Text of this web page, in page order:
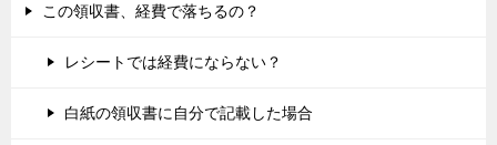
この領収書、経費で落ちるの？
レシートでは経費にならない？
白紙の領収書に自分で記載した場合